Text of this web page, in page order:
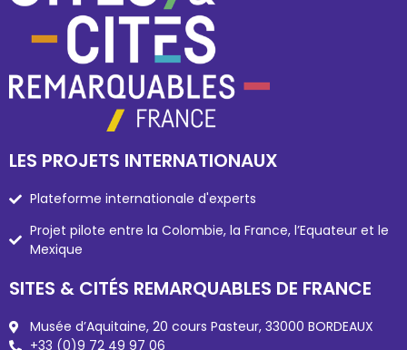
LES PROJETS INTERNATIONAUX
Plateforme internationale d'experts
Projet pilote entre la Colombie, la France, l’Equateur et le
Mexique
SITES & CITÉS REMARQUABLES DE FRANCE
Musée d’Aquitaine, 20 cours Pasteur, 33000 BORDEAUX
+33 (0)9 72 49 97 06